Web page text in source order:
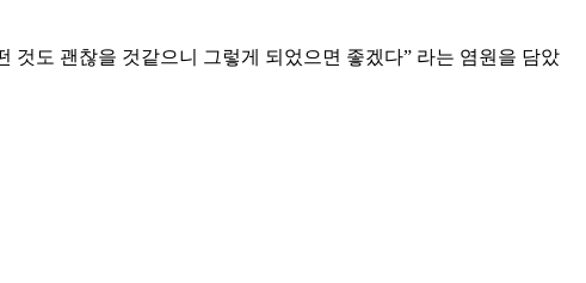
것도 괜찮을 것같으니 그렇게 되었으면 좋겠다” 라는 염원을 담았